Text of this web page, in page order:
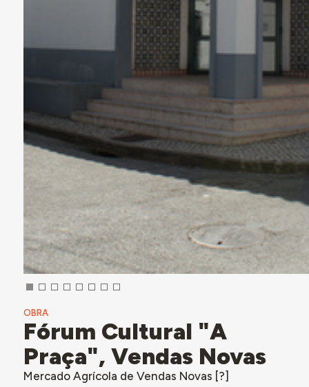
OBRA
Fórum Cultural "A
Praça", Vendas Novas
Mercado Agrícola de Vendas Novas [?]